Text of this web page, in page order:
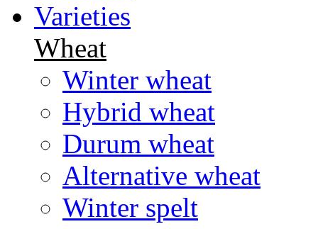
Varieties
Wheat
Winter wheat
Hybrid wheat
Durum wheat
Alternative wheat
Winter spelt